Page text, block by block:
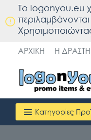
To logonyou.eu
ΑΡΧΙΚΉ Η
Κατηγορίες